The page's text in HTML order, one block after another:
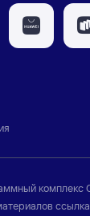
комплекс